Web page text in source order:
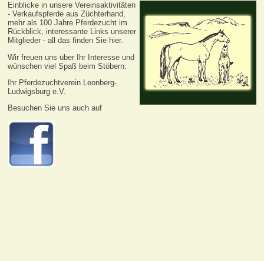
Einblicke in unsere Vereinsaktivitäten
- Verkaufspferde aus Züchterhand,
mehr als 100 Jahre Pferdezucht im
Rückblick, interessante Links unserer
Mitglieder - all das finden Sie hier.
Wir freuen uns über Ihr Interesse und
wünschen viel Spaß beim Stöbern.
Ihr Pferdezuchtverein Leonberg-
Ludwigsburg e.V.
Besuchen Sie uns auch auf